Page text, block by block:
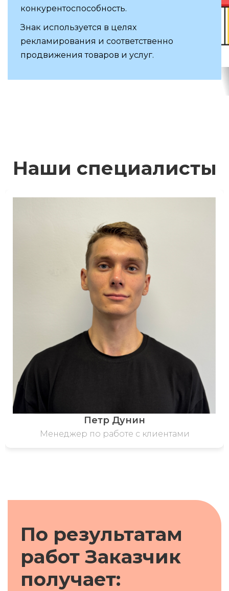
конкурентоспособность.
Знак используется в целях
рекламирования и соответственно
продвижения товаров и услуг.
Наши специалисты
Петр Дунин
Менеджер по работе с клиентами
По результатам
работ Заказчик
получает: